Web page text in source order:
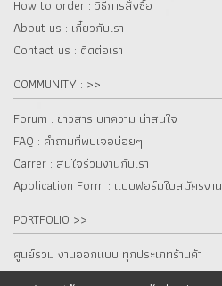
How to order : วิธีการสั่งซื้อ
About us : เกี๋ยวกับเรา
Contact us : ติดต่อเรา
COMMUNITY : >>
Forum : ข่าวสาร บทความ น่าสนใจ
FAQ : คำถามที่พบเจอบ่อยๆ
Carrer : สนใจร่วมงานกับเรา
Application Form : แบบฟอร์มใบสมัครงาน
PORTFOLIO >>
ศูนย์รวม งานออกแบบ ทุกประเภทร้านค้า